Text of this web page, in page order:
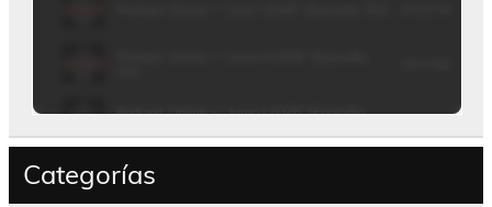
Categorías